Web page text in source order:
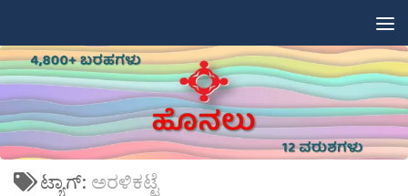
ಟ್ಯಾಗ್: ಅರಳಿಕಟ್ಟೆ